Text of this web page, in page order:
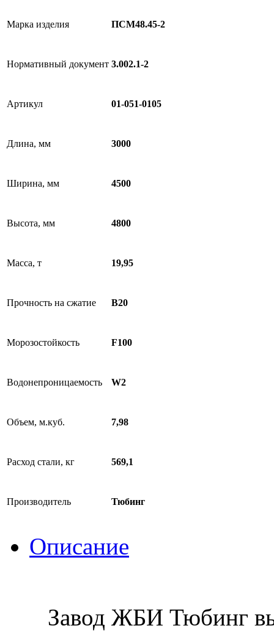
Марка изделия ПСМ48.45-2
Нормативный документ 3.002.1-2
Артикул 01-051-0105
Длина, мм 3000
Ширина, мм 4500
Высота, мм 4800
Масса, т 19,95
Прочность на сжатие B20
Морозостойкость F100
Водонепроницаемость W2
Объем, м.куб. 7,98
Расход стали, кг 569,1
Производитель Тюбинг
Описание
Завод ЖБИ Тюбинг